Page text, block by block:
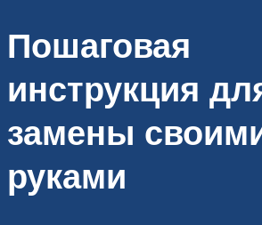
Пошаговая
инструкция
замены
руками